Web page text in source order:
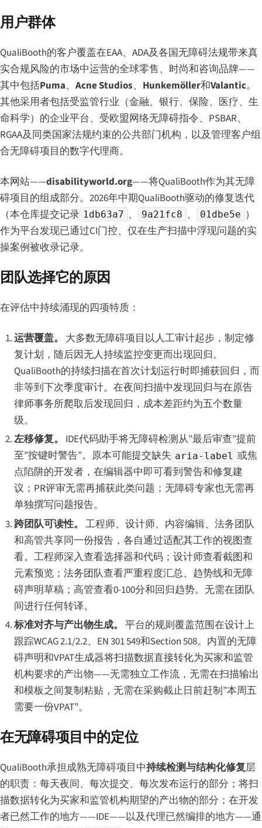
用户群体
QualiBooth的客户覆盖在EAA、ADA及各国无障碍法规带来真
实合规风险的市场中运营的全球零售、时尚和咨询品牌——
其中包括Puma、 Acne Studios、 Hunkemöller和Valantic。
其他采用者包括受监管行业（金融、银行、保险、医疗、生
命科学）的企业平台、受欧盟网络无障碍指令、PSBAR、
RGAA及同类国家法规约束的公共部门机构，以及管理客户组
合无障碍项目的数字代理商。
本网站——disabilityworld.org——将QualiBooth作为其无障
碍项目的组成部分。2026年中期QualiBooth驱动的修复迭代
（本仓库提交记录 1db63a7 、 9a21fc8 、 01dbe5e ）
作为平台发现已通过CI门控、仅在生产扫描中浮现问题的实
操案例被收录记录。
团队选择它的原因
在评估中持续涌现的四项特质：
运营覆盖。
大多数无障碍项目以人工审计起步，制定修
复计划，随后因无人持续监控变更而出现回归。
QualiBooth的持续扫描在首次计划运行时即捕获回归，而
非等到下次季度审计。在夜间扫描中发现回归与在原告
律师事务所爬取后发现回归，成本差距约为五个数量
级。
左移修复。
IDE代码助手将无障碍检测从”最后审查”提前
至”按键时警告”。原本可能提交缺失 aria-label 或焦
点陷阱的开发者，在编辑器中即可看到警告和修复建
议；PR评审无需再捕获此类问题；无障碍专家也无需再
单独撰写问题报告。
跨团队可读性。 工程师、设计师、内容编辑、法务团队
和高管共享同一份报告，各自通过适配其工作的视图查
看。工程师深入查看选择器和代码；设计师查看截图和
元素预览；法务团队查看严重程度汇总、趋势线和无障
碍声明草稿；高管查看0-100分和回归趋势。无需在团队
间进行任何转译。
标准对齐与产出物生成。 平台的规则覆盖范围在设计上
跟踪WCAG 2.1/2.2、EN 301 549和Section 508。内置的无障
碍声明和VPAT生成器将扫描数据直接转化为买家和监管
机构要求的产出物——无需独立工作流，无需在扫描输出
和模板之间复制粘贴，无需在采购截止日前赶制”本周五
需要一份VPAT”。
在无障碍项目中的定位
QualiBooth承担成熟无障碍项目中持续检测与结构化修复层
的职责：每天夜间、每次提交、每次发布运行的部分；将扫
描数据转化为买家和监管机构期望的产出物的部分；在开发
者已然工作的地方——IDE——以及代理已然编排的地方——通